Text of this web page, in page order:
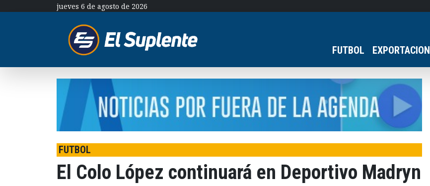
jueves 6 de agosto de 2026
FUTBOL EXPORTACION
FUTBOL
El Colo López continuará en Deportivo Madryn